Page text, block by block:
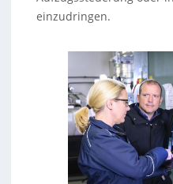
einzudringen.